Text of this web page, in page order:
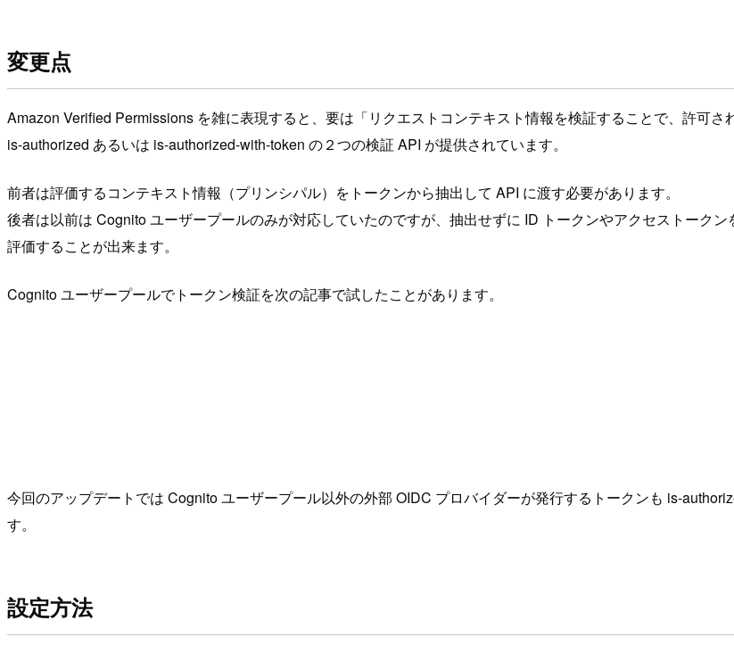
変更点
Amazon Verified Permissions を雑に表現すると、要は「リクエストコンテキスト情報を検証することで、許可さ
is-authorized あるいは is-authorized-with-token の２つの検証 API が提供されています。
前者は評価するコンテキスト情報（プリンシパル）をトークンから抽出して API に渡す必要があります。
後者は以前は Cognito ユーザープールのみが対応していたのですが、抽出せずに ID トークンやアクセストーク
評価することが出来ます。
Cognito ユーザープールでトークン検証を次の記事で試したことがあります。
今回のアップデートでは Cognito ユーザープール以外の外部 OIDC プロバイダーが発行するトークンも is-
す。
設定方法